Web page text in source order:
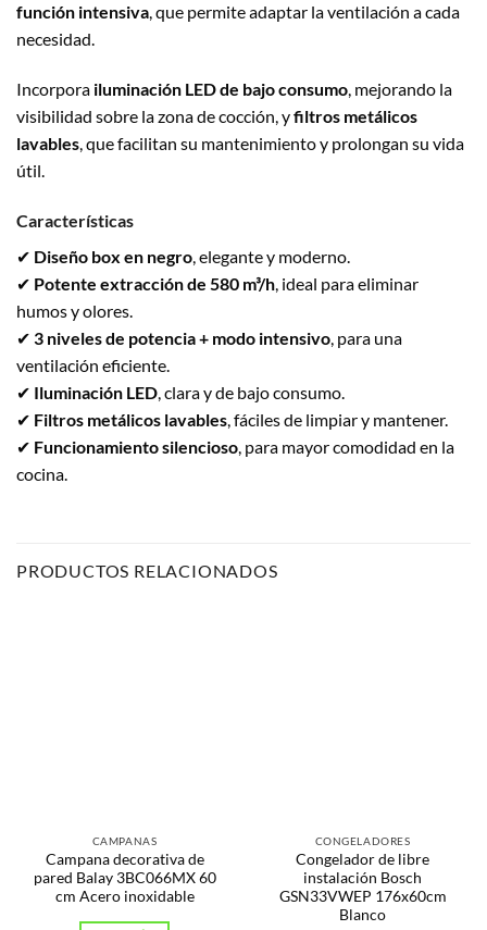
función intensiva, que permite adaptar la ventilación a cada
necesidad.
Incorpora iluminación LED de bajo consumo, mejorando la
visibilidad sobre la zona de cocción, yfiltros metálicos
lavables, que facilitan su mantenimiento y prolongan su vida
útil.
Características
✔ Diseño box en negro, elegante y moderno.
✔ Potente extracción de 580 m³/h, ideal para eliminar
humos y olores.
✔ 3 niveles de potencia + modo intensivo, para una
ventilación eficiente.
✔ Iluminación LED, clara y de bajo consumo.
✔ Filtros metálicos lavables, fáciles de limpiar y mantener.
✔ Funcionamiento silencioso, para mayor comodidad en la
cocina.
PRODUCTOS RELACIONADOS
CAMPANAS
Campana decorativa de
pared Balay 3BC066MX 60
cm Acero inoxidable
CONGELADORES
Congelador de libre
instalación Bosch
GSN33VWEP 176x60cm
Blanco